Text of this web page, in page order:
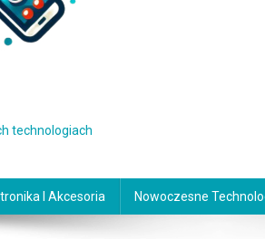
technologiach
I Akcesoria Nowoczesne